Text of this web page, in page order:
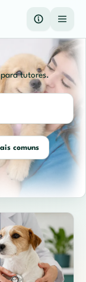
tutores.
comuns